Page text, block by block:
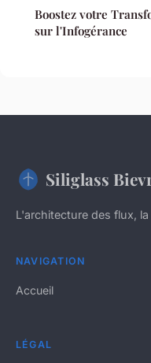
Boostez votre
sur l'Infogérance
Siliglass
L'architecture des flux,
NAVIGATION
Accueil
LÉGAL